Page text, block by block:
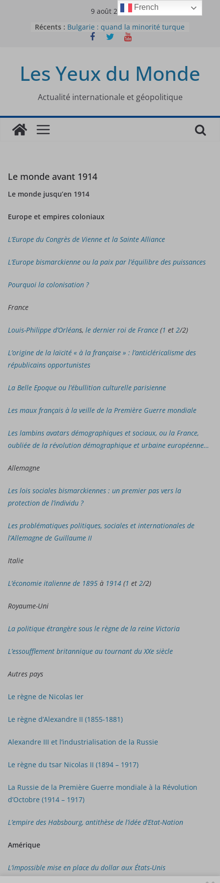
9 août 2026
Récents : Bulgarie : quand la minorité turque
était contrainte à l’effacement
mémoriel et lutte pour
l’indépendance
guerre entre le Pakistan et
Majorités numériques et réseaux
Les Yeux du Monde
Actualité internationale et géopolitique
Le monde avant 1914
Le monde jusqu’en 1914
Europe et empires coloniaux
L’Europe du Congrès de Vienne et la Sainte Alliance
L’Europe bismarckienne ou la paix par l’équilibre des puissances
Pourquoi la colonisation ?
France
Louis-Philippe d’Orléans, le dernier roi de France (1 et 2/2)
L’origine de la laïcité « à la française » : l’anticléricalisme des
républicains opportunistes
La Belle Epoque ou l’ébullition culturelle parisienne
Les maux français à la veille de la Première Guerre mondiale
Les lambins avatars démographiques et sociaux, ou la France,
oubliée de la révolution démographique et urbaine européenne…
Allemagne
Les lois sociales bismarckiennes : un premier pas vers la
protection de l’individu ?
Les problématiques politiques, sociales et internationales de
l’Allemagne de Guillaume II
Italie
L’économie italienne de 1895 à 1914 (1 et 2/2)
Royaume-Uni
La politique étrangère sous le règne de la reine Victoria
L’essoufflement britannique au tournant du XXe siècle
Autres pays
Le règne de Nicolas Ier
Le règne d’Alexandre II (1855-1881)
Alexandre III et l’industrialisation de la Russie
Le règne du tsar Nicolas II (1894 – 1917)
La Russie de la Première Guerre mondiale à la Révolution
d’Octobre (1914 – 1917)
L’empire des Habsbourg, antithèse de l’idée d’Etat-Nation
Amérique
L’impossible mise en place du dollar aux États-Unis
French